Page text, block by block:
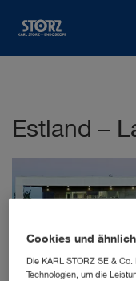
Estland –
Cookies und
Die KARL STORZ SE &
Technologien, um die